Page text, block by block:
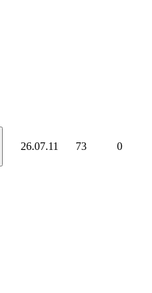
26.07.11 73 0